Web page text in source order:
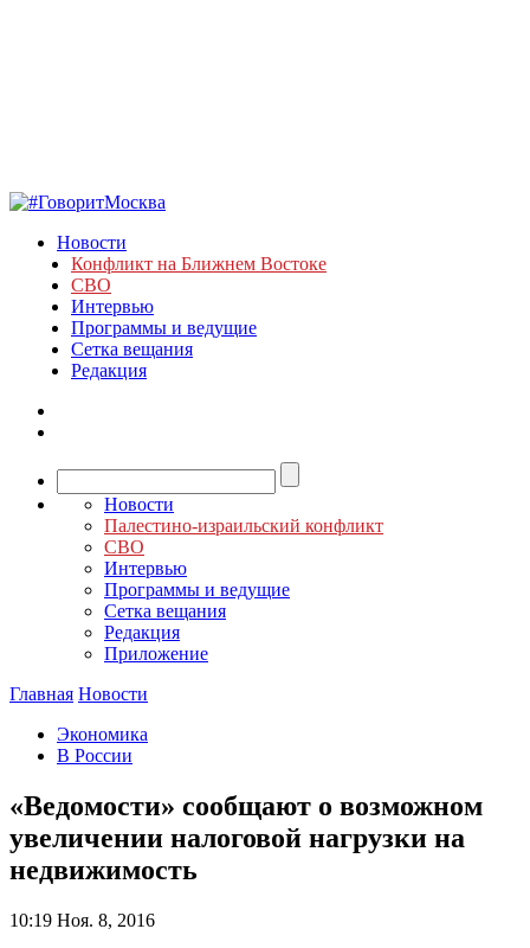
Новости
Конфликт на Ближнем Востоке
СВО
Интервью
Программы и ведущие
Сетка вещания
Редакция
Новости
Палестино-израильский конфликт
СВО
Интервью
Программы и ведущие
Сетка вещания
Редакция
Приложение
Главная Новости
Экономика
В России
«Ведомости» сообщают о возможном
увеличении налоговой нагрузки на
недвижимость
10:19 Ноя. 8, 2016